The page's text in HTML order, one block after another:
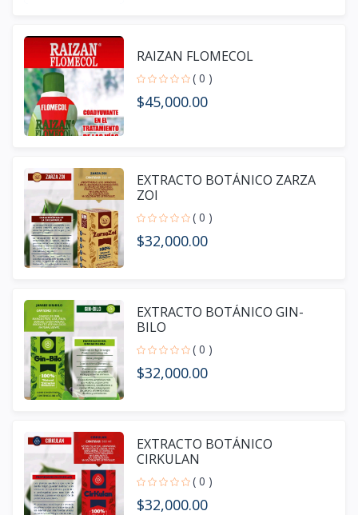
RAIZAN FLOMECOL
( 0 )
$45,000.00
EXTRACTO BOTÁNICO ZARZA
ZOI
( 0 )
$32,000.00
EXTRACTO BOTÁNICO GIN-
BILO
( 0 )
$32,000.00
EXTRACTO BOTÁNICO
CIRKULAN
( 0 )
$32,000.00